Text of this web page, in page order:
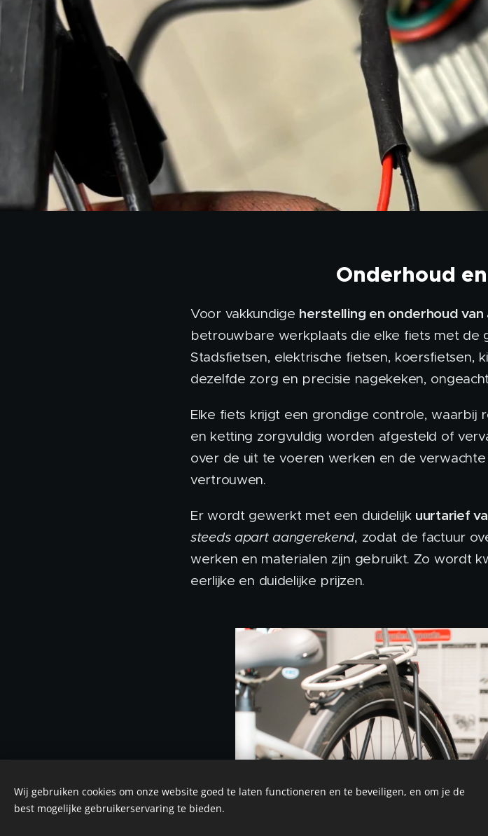
Onderhoud
Voor vakkundige herstelling en onderhoud
betrouwbare werkplaats die elke fiets met de
Stadsfietsen, elektrische fietsen, koersfietsen,
dezelfde zorg en precisie nagekeken,
Elke fiets krijgt een grondige controle, waarbij
en ketting zorgvuldig worden afgesteld of
over de uit te voeren werken en de
vertrouwen.
Er wordt gewerkt met een duidelijk uurtarief
steeds apart aangerekend, zodat de factuur
werken en materialen zijn gebruikt. Zo wordt
eerlijke en duidelijke prijzen.
Wij gebruiken cookies om onze website goed te laten functioneren en te beveiligen, en om je de
best mogelijke gebruikerservaring te bieden.